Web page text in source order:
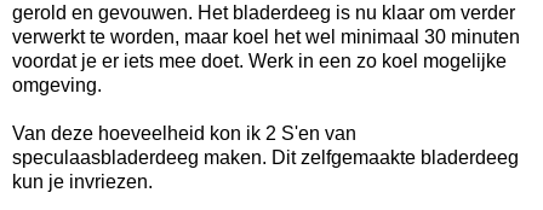
gerold en gevouwen. Het bladerdeeg is nu klaar om verder
verwerkt te worden, maar koel het wel minimaal 30 minuten
voordat je er iets mee doet. Werk in een zo koel mogelijke
omgeving.
Van deze hoeveelheid kon ik 2 S'en van
speculaasbladerdeeg maken. Dit zelfgemaakte bladerdeeg
kun je invriezen.